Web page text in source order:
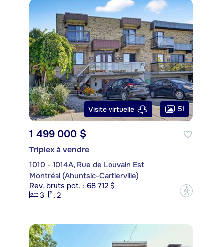
Visite virtuelle 51
1 499 000 $
Triplex à vendre
1010 - 1014A, Rue de Louvain Est
Montréal (Ahuntsic-Cartierville)
Rev. bruts pot. : 68 712 $
3
2 ?